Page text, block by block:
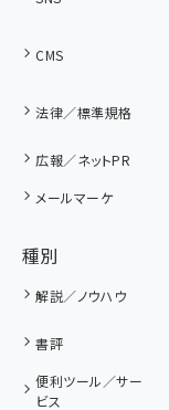
CMS
法律／標準規格
広報／ネットPR
メールマーケ
種別
解説／ノウハウ
書評
便利ツール／サー
ビス